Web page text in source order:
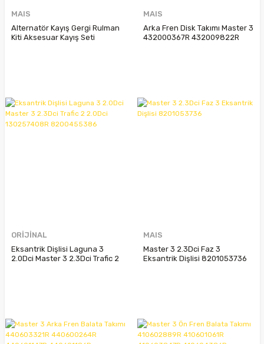
MAIS
Alternatör Kayış Gergi Rulman
Kiti Aksesuar Kayış Seti
MAIS
Arka Fren Disk Takımı Master 3
432000367R 432009822R
ORİJİNAL
Eksantrik Dişlisi Laguna 3
2.0Dci Master 3 2.3Dci Trafic 2
MAIS
Master 3 2.3Dci Faz 3
Eksantrik Dişlisi 8201053736